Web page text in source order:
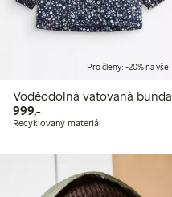
Pro členy: -20% na vše
Voděodolná vatovaná bunda
999,-999,00 Kč
Recyklovaný materiál